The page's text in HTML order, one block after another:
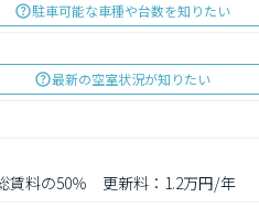
駐車可能な車種や台数を知りたい
最新の空室状況が知りたい
賃料の50％　更新料：1.2万円/年